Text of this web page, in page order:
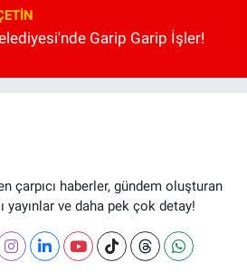
Garip Garip İşler!
çarpıcı haberler, gündem oluşturan
yayınlar ve daha pek çok detay!